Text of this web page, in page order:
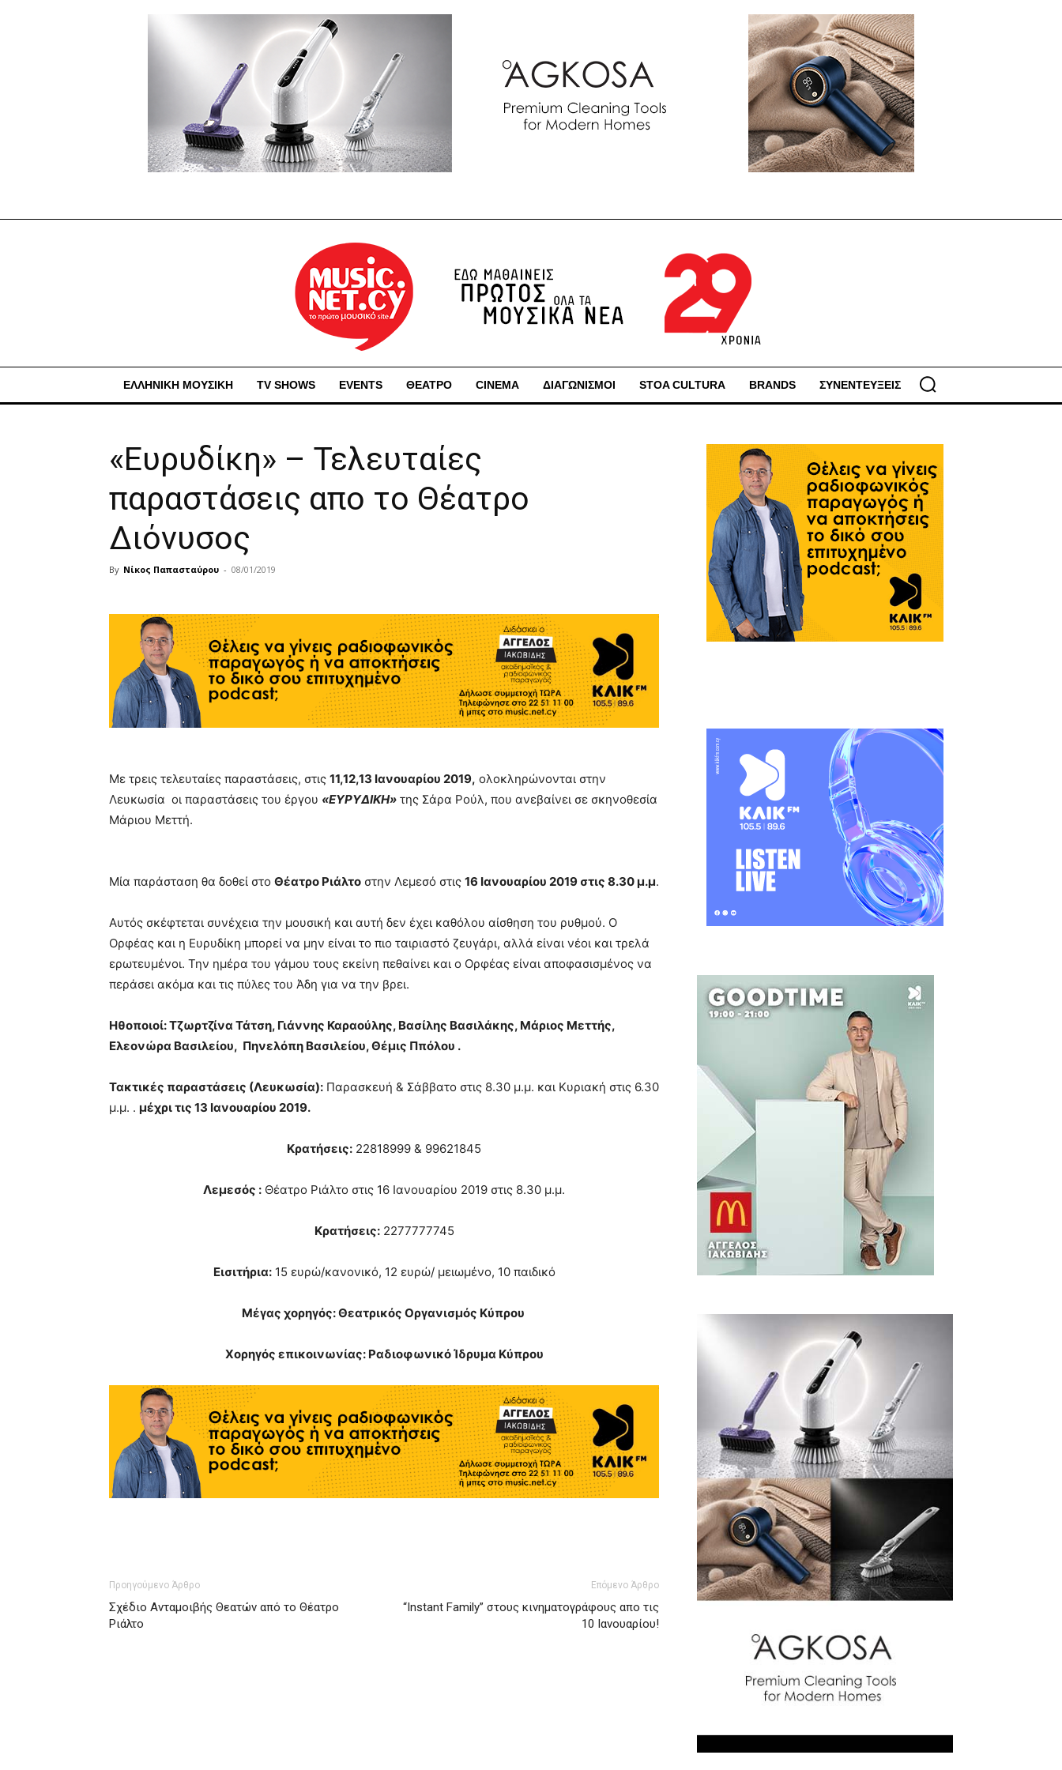
ΕΛΛΗΝΙΚΗ ΜΟΥΣΙΚΗ TV SHOWS EVENTS ΘΕΑΤΡΟ CINEMA ΔΙΑΓΩΝΙΣΜΟΙ STOA CULTURA BRANDS ΣΥΝΕΝΤΕΥΞΕΙΣ
«Ευρυδίκη» – Τελευταίες
παραστάσεις απο το Θέατρο
Διόνυσος
By Νίκος Παπασταύρου - 08/01/2019
Με τρεις τελευταίες παραστάσεις, στις 11,12,13 Ιανουαρίου 2019, ολοκληρώνονται στην
Λευκωσία οι παραστάσεις του έργου «ΕΥΡΥΔΙΚΗ» της Σάρα Ρούλ, που ανεβαίνει σε σκηνοθεσία
Μάριου Μεττή.
Μία παράσταση θα δοθεί στο Θέατρο Ριάλτο στην Λεμεσό στις 16 Ιανουαρίου 2019 στις 8.30 μ.μ.
Αυτός σκέφτεται συνέχεια την μουσική και αυτή δεν έχει καθόλου αίσθηση του ρυθμού. Ο
Ορφέας και η Ευρυδίκη μπορεί να μην είναι το πιο ταιριαστό ζευγάρι, αλλά είναι νέοι και τρελά
ερωτευμένοι. Την ημέρα του γάμου τους εκείνη πεθαίνει και ο Ορφέας είναι αποφασισμένος να
περάσει ακόμα και τις πύλες του Άδη για να την βρει.
Ηθοποιοί: Τζωρτζίνα Τάτση, Γιάννης Καραούλης, Βασίλης Βασιλάκης, Μάριος Μεττής,
Ελεονώρα Βασιλείου, Πηνελόπη Βασιλείου, Θέμις Ππόλου .
Τακτικές παραστάσεις (Λευκωσία): Παρασκευή & Σάββατο στις 8.30 μ.μ. και Κυριακή στις 6.30
μ.μ. . μέχρι τις 13 Ιανουαρίου 2019.
Κρατήσεις: 22818999 & 99621845
Λεμεσός : Θέατρο Ριάλτο στις 16 Ιανουαρίου 2019 στις 8.30 μ.μ.
Κρατήσεις:2277777745
Εισιτήρια:15 ευρώ/κανονικό, 12 ευρώ/ μειωμένο, 10 παιδικό
Μέγας χορηγός: Θεατρικός Οργανισμός Κύπρου
Χορηγός επικοινωνίας: Ραδιοφωνικό Ίδρυμα Κύπρου
Προηγούμενο Άρθρο
Σχέδιο Ανταμοιβής Θεατών από το Θέατρο
Ριάλτο
Επόμενο Άρθρο
“Instant Family” στους κινηματογράφους απο τις
10 Ιανουαρίου!